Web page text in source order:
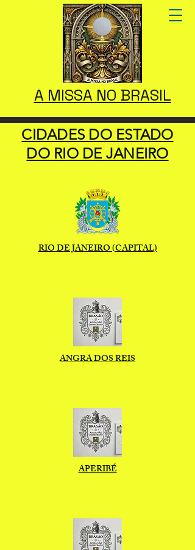
A MISSA NO BRASIL
CIDADES DO ESTADO
DO RIO DE JANEIRO
RIO DE JANEIRO (CAPITAL)
ANGRA DOS REIS
APERIBÉ